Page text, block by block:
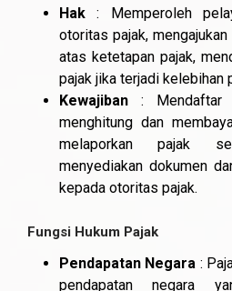
Hak: Memperoleh
otoritas pajak,
atas ketetapan pajak,
pajak jika terjadi kelebihan
Kewajiban: Mendaftar
menghitung dan
melaporkan pajak
menyediakan dokumen
kepada otoritas pajak.
Fungsi Hukum Pajak
Pendapatan Negara :
pendapatan negara